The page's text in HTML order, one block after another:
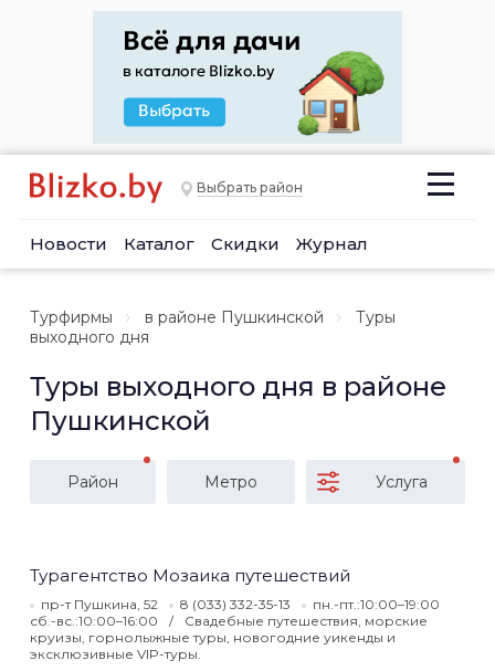
Выбрать район
Новости Каталог Скидки Журнал
Турфирмы в районе Пушкинской
Туры
выходного дня
Туры выходного дня в районе
Пушкинской
Район Метро Услуга
Турагентство Мозаика путешествий
пр-т Пушкина, 52 8 (033) 332-35-13
пн.-пт.:10:00–19:00
сб.-вс.:10:00–16:00
Свадебные путешествия, морские
круизы, горнолыжные туры, новогодние уикенды и
эксклюзивные VIP-туры.